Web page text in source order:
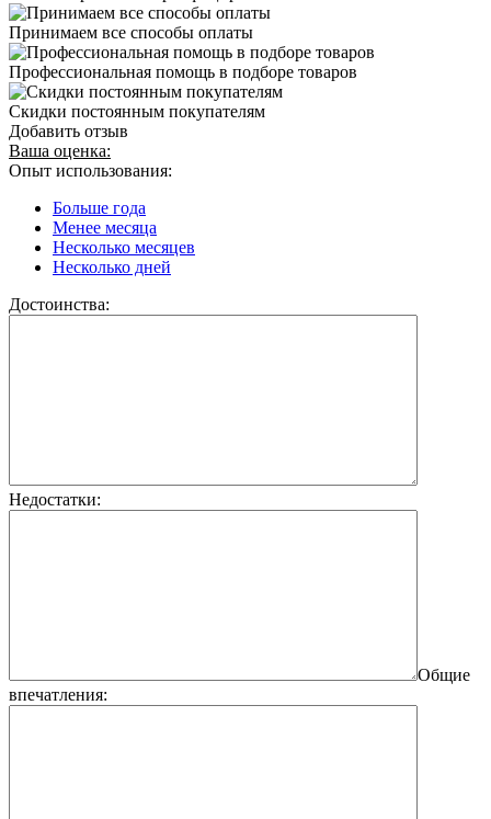
Принимаем все способы оплаты
Профессиональная помощь в подборе товаров
Скидки постоянным покупателям
Добавить отзыв
Ваша оценка:
Опыт использования:
Больше года
Менее месяца
Несколько месяцев
Несколько дней
Достоинства:
Недостатки:
Общие
впечатления: